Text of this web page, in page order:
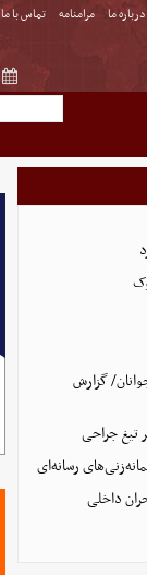
درباره ما مرامنامه تماس با ما
گزارش
رسانه‌ای
داخلی